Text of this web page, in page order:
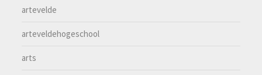
artevelde
arteveldehogeschool
arts